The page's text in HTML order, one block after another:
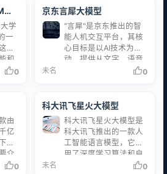
供
因此AI搜索能更好地应
对开放式问题，在处理
知识类以及创意类搜索
时，其体验…
他
特
：
元
和
知
和
。
等。以下是关于360智
心技术：360智脑依托
于360公司多年积累的
大算力、大数据和工程
化优势，集成360GPT
大模型、360CV大模型
可以用于智能客服、智
能问答、智能写作、文
档理解等多种场景，…
大
学
一
些
和
国
些
们
0
京东言犀大模型
"言犀"是京东推出的智
能人机交互平台，其核
心目标是以AI技术为驱
动，提供从文字、语音
到多模态交互的服务，
这个平台致力于打造新
统，帮助不同行业和客
户场景的企业实现服务
和营销的数智化转型升
级。 值得注意的
未名 0
由
亿
是
介
天 0
科大讯飞星火大模型
科大讯飞星火大模型是
科大讯飞推出的一款人
工智能语言模型，它使
用了深度学习算法和自
然语言处理技术，能够
未名 0